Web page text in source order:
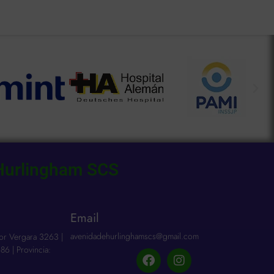
SCS
Vergara 3263 |
| Provincia:
Email
avenidadehurlinghamscs@gmail.com